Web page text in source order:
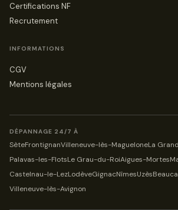
Certifications NF
Recrutement
INFORMATIONS
CGV
Mentions légales
DÉPANNAGE 24/7 À
SèteFrontignanVilleneuve-lès-MagueloneLa
Palavas-les-FlotsLe Grau-du-RoiAigues-Mortes
Castelnau-le-LezLodèveGignacNîmesUzès
Villeneuve-lès-Avignon